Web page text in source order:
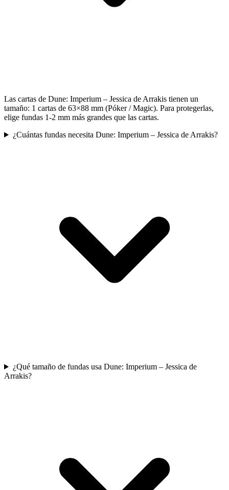
Las cartas de Dune: Imperium – Jessica de Arrakis tienen un
tamaño: 1 cartas de 63×88 mm (Póker / Magic). Para protegerlas,
elige fundas 1-2 mm más grandes que las cartas.
¿Cuántas fundas necesita Dune: Imperium – Jessica de Arrakis?
¿Qué tamaño de fundas usa Dune: Imperium – Jessica de
Arrakis?